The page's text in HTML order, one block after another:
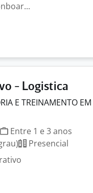
- Logistica
E TREINAMENTO EM
Entre 1 e 3 anos
Presencial